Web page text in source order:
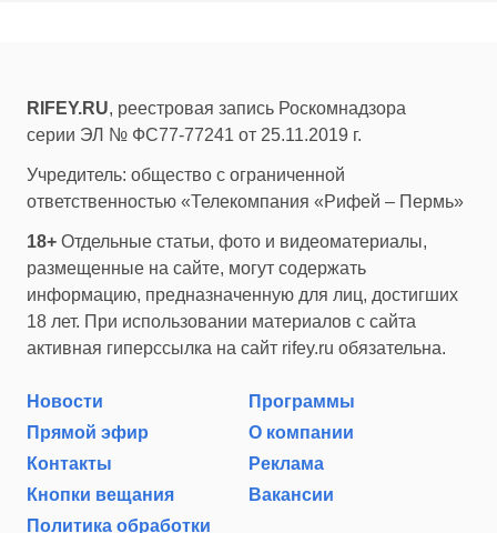
RIFEY.RU, реестровая запись Роскомнадзора
серии ЭЛ № ФС77-77241 от 25.11.2019 г.
Учредитель: общество с ограниченной
ответственностью «Телекомпания «Рифей – Пермь»
18+ Отдельные статьи, фото и видеоматериалы,
размещенные на сайте, могут содержать
информацию, предназначенную для лиц, достигших
18 лет. При использовании материалов с сайта
активная гиперссылка на сайт rifey.ru обязательна.
Новости
Программы
Прямой эфир
О компании
Контакты
Реклама
Кнопки вещания
Вакансии
Политика обработки